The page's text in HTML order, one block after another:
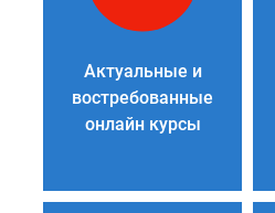
Актуальные и
востребованные
онлайн курсы